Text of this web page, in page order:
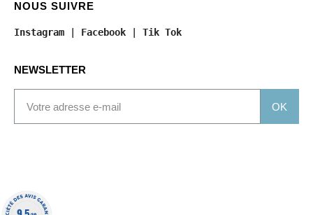
NOUS SUIVRE
Instagram Facebook Tik Tok
NEWSLETTER
OK